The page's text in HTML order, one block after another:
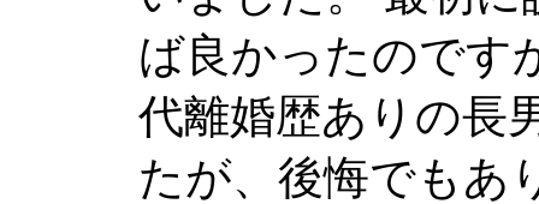
ば良かったのです
代離婚歴ありの長
たが、後悔でもあ